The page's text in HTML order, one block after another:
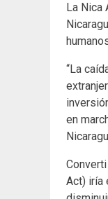
La
“La
en
Act) iría